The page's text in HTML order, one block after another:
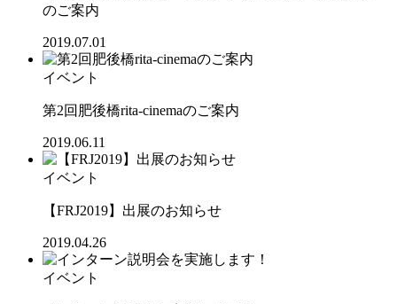
のご案内
2019.07.01
イベント
第2回肥後橋rita-cinemaのご案内
2019.06.11
イベント
【FRJ2019】出展のお知らせ
2019.04.26
イベント